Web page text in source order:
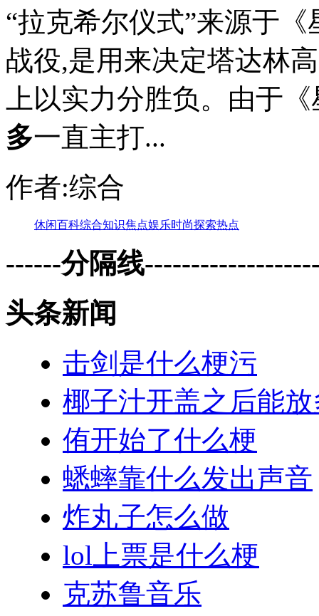
“拉克希尔仪式”来源于
战役,是用来决定塔达林
上以实力分胜负。由于
多一直主打...
作者:综合
休闲百科综合知识焦点娱乐时尚探索热点
------分隔线
头条新闻
击剑是什么梗污
椰子汁开盖之后能
侑开始了什么梗
蟋蟀靠什么发出声音
炸丸子怎么做
lol上票是什么梗
克苏鲁音乐